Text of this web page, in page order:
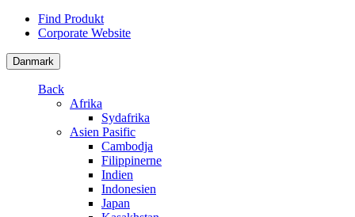
Find Produkt
Corporate Website
Danmark
Back
Afrika
Sydafrika
Asien Pasific
Cambodja
Filippinerne
Indien
Indonesien
Japan